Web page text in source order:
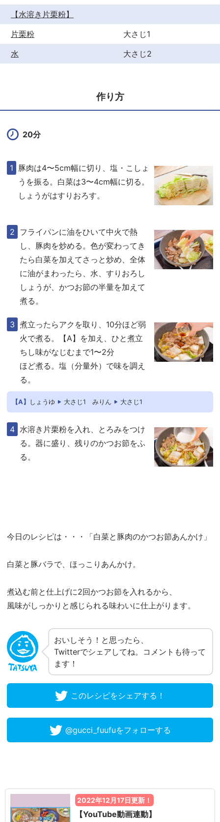
【水溶き片栗粉】
片栗粉
大さじ1
水
大さじ2
作り方
20分
豚肉は4〜5cm幅に切り、塩・こしょ
うを振る。白菜は3〜4cm幅に切る。
しょうがはすりおろす。
フライパンに油をひいて中火で熱
し、豚肉を炒める。色が変わってき
たら白菜を加えてさっと炒め、全体
に油がまわったら、水、すりおろし
しょうが、かつお節の半量を加えて
煮る。
煮立ったらアクを取り、10分ほど弱
火で煮る。【A】を加え、ひと煮立
ちし味がなじむまで1〜2分
ほど煮る。塩（分量外）で味を調え
る。
【A】 しょうゆ 大さじ1 みりん 大さじ1
水溶き片栗粉を入れ、とろみをつけ
る。器に盛り、残りのかつお節をふ
る。
今日のレシピは・・・「白菜と豚肉のかつお節あんかけ」
白菜と豚バラで、ほっこりあんかけ。
煮込む前と仕上げに2回かつお節を入れるから、
風味がしっかりと感じられる味わいに仕上がります。
おいしそう！と思ったら、
Twitterでシェアしてね。コメントも待って
ます！
このレシピをシェアする！
@gucci_fuufuをフォローする
2022年12月17日更新！
【YouTube動画連動】